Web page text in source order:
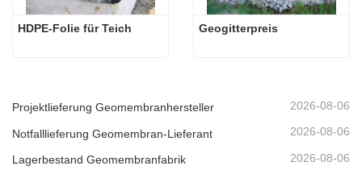
HDPE-Folie für Teich Geogitterpreis
Projektlieferung Geomembranhersteller 2026-08-06
Notfalllieferung Geomembran-Lieferant 2026-08-06
Lagerbestand Geomembranfabrik 2026-08-06